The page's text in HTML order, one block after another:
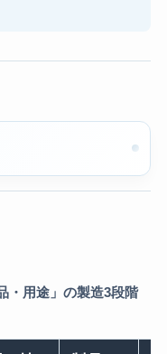
・用途」の製造3段階